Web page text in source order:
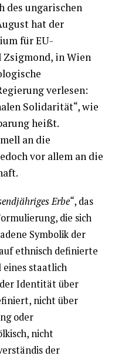
des ungarischen
hat der
für EU-
Zsigmond, in Wien
verlesen:
Solidarität“, wie
heißt.
an die
vor allem an die
Erbe“, das
die sich
Symbolik der
ethnisch definierte
eines staatlich
Identität über
nicht über
oder
nicht
der